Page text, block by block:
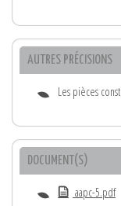
AUTRES PRÉCISIONS
Les pièces
DOCUMENT(S)
aapc-5.pdf